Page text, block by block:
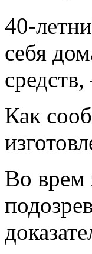
40-
себя
Как
Во врем